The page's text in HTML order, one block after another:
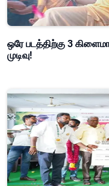
ஒரே படத்திற்கு 3
முடிவு!